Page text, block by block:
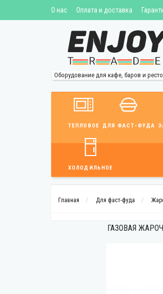
О нас Оплата и доставка
Оборудование для кафе, баров и
ТЕПЛОВОЕ ДЛЯ ФАСТ-ФУДА
ХОЛОДИЛЬНОЕ
Главная Для фаст-фуда
ГАЗОВАЯ